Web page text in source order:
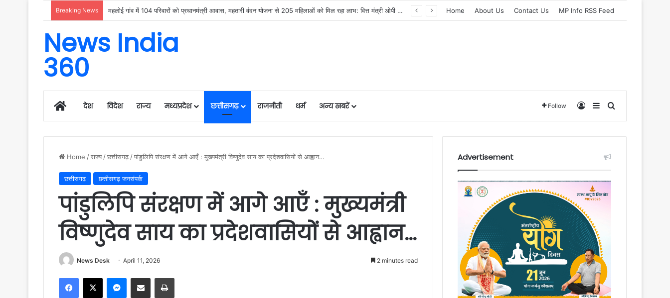
Breaking News उदंती-सीतानदी में शुरू हुआ स्मार्ट सर्विलांस सिस्टम -एआई तकनीक से वन और वन्यजीवों की 24X7 निगरानी…. Home About Us Contact Us MP Info RSS Feed
News India
360
Homeदेश विदेश राज्य मध्यप्रदेश छत्तीसगढ़ राजनीती धर्म अन्य खबरें Follow Log InSidebarSearch for
Home /राज्य /छत्तीसगढ़ /पांडुलिपि संरक्षण में आगे आएँ : मुख्यमंत्री विष्णुदेव साय का प्रदेशवासियों से आह्वान…
छत्तीसगढ़ छत्तीसगढ़ जनसंपर्क
पांडुलिपि संरक्षण में आगे आएँ : मुख्यमंत्री
विष्णुदेव साय का प्रदेशवासियों से आह्वान…
News Desk April 11, 2026 2 minutes read
Facebook
X Messenger
Share via Email Print
Advertisement